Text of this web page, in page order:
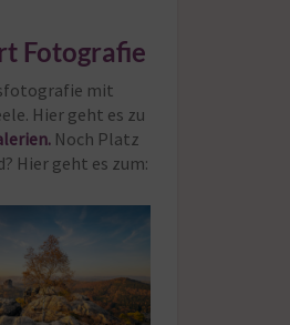
Fotografie
mit
Hier geht es zu
Noch Platz
Hier geht es zum: